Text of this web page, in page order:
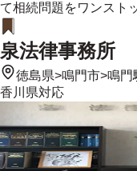
て相続問題をワンスト
泉法律事務所
徳島県>鳴門市>鳴門
香川県対応